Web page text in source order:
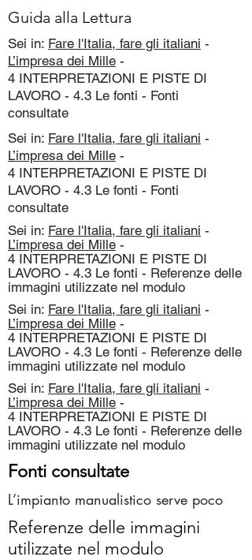
Guida alla Lettura
Sei in: Fare l'Italia, fare gli italiani -
L’impresa dei Mille -
4 INTERPRETAZIONI E PISTE DI
LAVORO - 4.3 Le fonti - Fonti
consultate
Sei in: Fare l'Italia, fare gli italiani -
L’impresa dei Mille -
4 INTERPRETAZIONI E PISTE DI
LAVORO - 4.3 Le fonti - Fonti
consultate
Sei in: Fare l'Italia, fare gli italiani -
L’impresa dei Mille -
4 INTERPRETAZIONI E PISTE DI
LAVORO - 4.3 Le fonti - Referenze delle
immagini utilizzate nel modulo
Sei in: Fare l'Italia, fare gli italiani -
L’impresa dei Mille -
4 INTERPRETAZIONI E PISTE DI
LAVORO - 4.3 Le fonti - Referenze delle
immagini utilizzate nel modulo
Sei in: Fare l'Italia, fare gli italiani -
L’impresa dei Mille -
4 INTERPRETAZIONI E PISTE DI
LAVORO - 4.3 Le fonti - Referenze delle
immagini utilizzate nel modulo
Fonti consultate
L’impianto manualistico serve poco
Referenze delle immagini
utilizzate nel modulo